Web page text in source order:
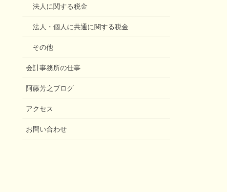
法人に関する税金
法人・個人に共通に関する税金
その他
会計事務所の仕事
阿藤芳之ブログ
アクセス
お問い合わせ